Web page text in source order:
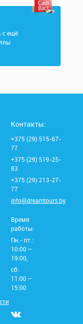
с ещё
Контакты:
+375 (29) 515-67-
77
+375 (29) 519-25-
83
+375 (29) 213-27-
77
info@dreamtours.by
Время
работы:
Пн.- пт.:
10:00 –
19:00,
сб:
11:00 –
15:00